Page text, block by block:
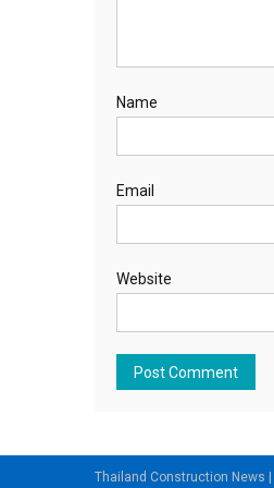
Name
Email
Website
Thailand Construction News